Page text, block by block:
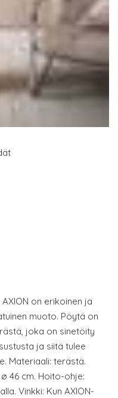
on erikoinen ja
muoto. Pöytä on
joka on sinetöity
ja siitä tulee
Materiaali: terästä.
46 cm. Hoito-ohje:
Vinkki: Kun AXION-